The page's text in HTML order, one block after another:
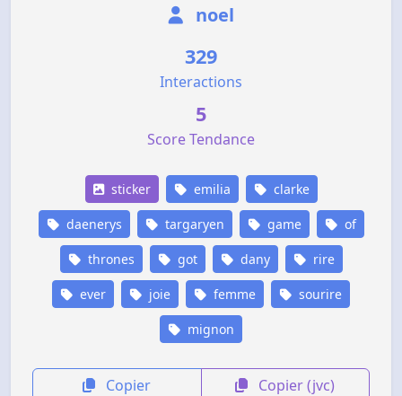
noel
329
Interactions
5
Score Tendance
sticker emilia clarke
daenerys targaryen game of
thrones got dany rire
ever joie femme sourire
mignon
Copier Copier (jvc)